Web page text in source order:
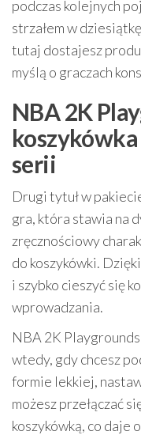
podczas kolejnych
strzałem w
tutaj dostajesz
myślą o graczach
NBA 2K
serii
Drugi tytuł w
gra, która stawia na
zręcznościowy
do koszykówki.
i szybko cieszyć się
wprowadzania.
NBA 2K
wtedy, gdy chcesz
formie lekkiej,
możesz przełączać
koszykówką, co daje